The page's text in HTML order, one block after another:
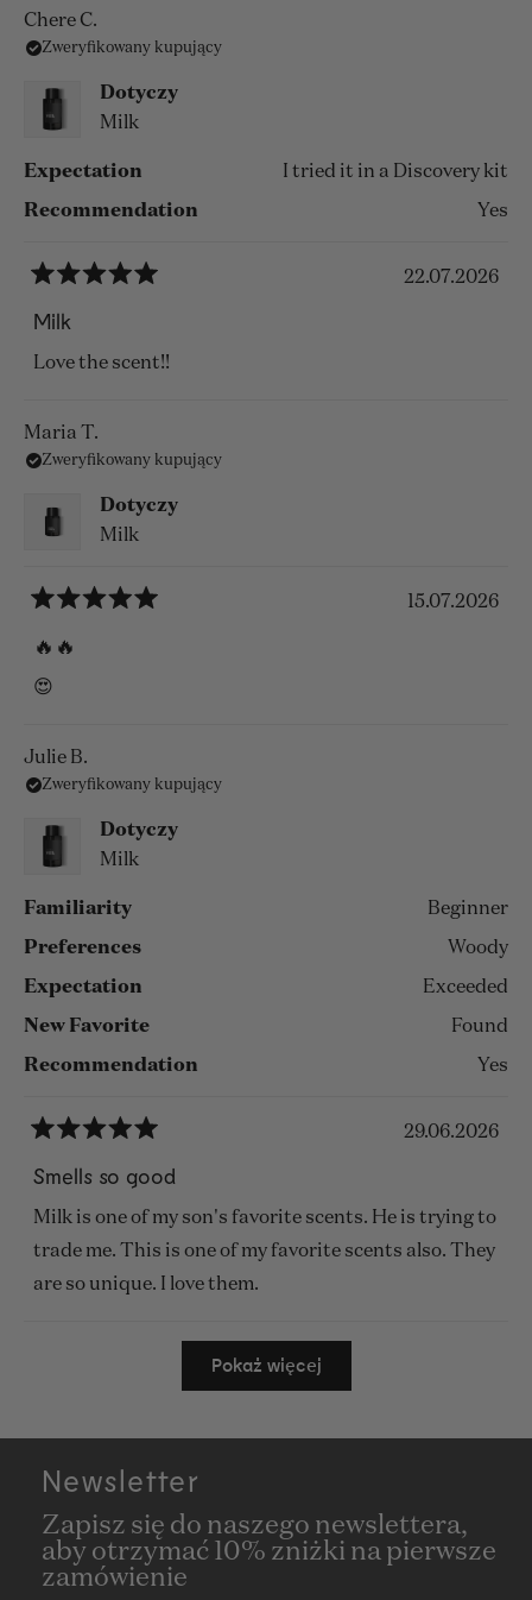
tej
Chere C.
Zweryfikowany kupujący
Dotyczy
Milk
Expectation I tried it in a Discovery kit
Recommendation Yes
na
5
z
5
22.07.2026
Milk
Love the scent!!
Maria T.
Zweryfikowany kupujący
Dotyczy
Milk
na
5
z
5
15.07.2026
🔥🔥
😍
Julie B.
Zweryfikowany kupujący
Dotyczy
Milk
Familiarity Beginner
Preferences Woody
Expectation Exceeded
New Favorite Found
Recommendation Yes
na
5
z
5
gwiazdek
29.06.2026
Smells so good
Milk is one of my son's favorite scents. He is trying to
trade me. This is one of my favorite scents also. They
are so unique. I love them.
Wczytywanie...
Pokaż więcej
Newsletter
Zapisz się do naszego newslettera,
aby otrzymać 10% zniżki na pierwsze
zamówienie